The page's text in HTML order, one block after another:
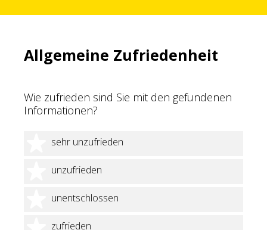
Allgemeine Zufriedenheit
Wie zufrieden sind Sie mit den gefundenen
Informationen?
sehr unzufrieden
1 Stern
unzufrieden
2 Sterne
unentschlossen
3 Sterne
zufrieden